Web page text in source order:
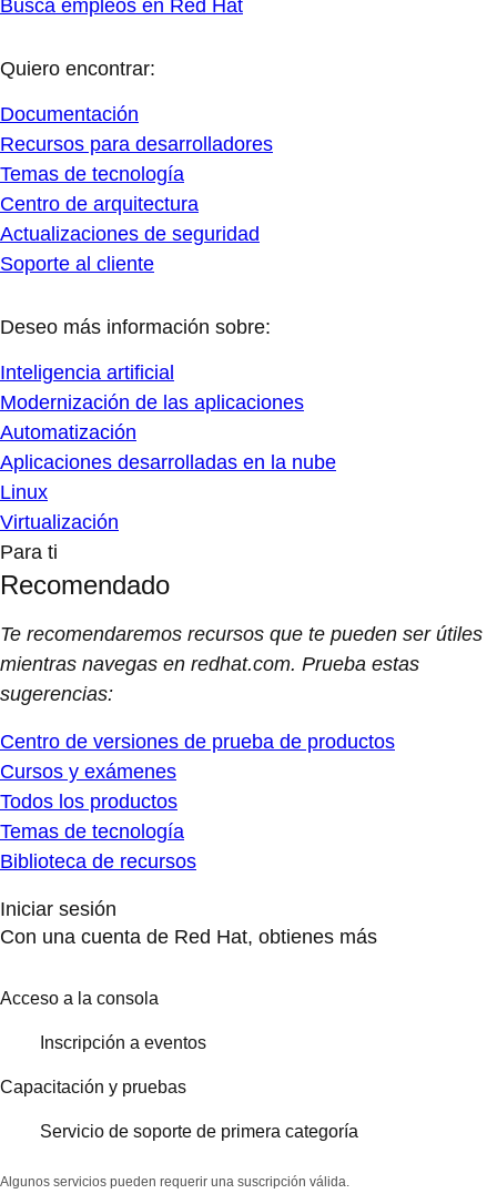
Busca empleos en Red Hat
Quiero encontrar:
Documentación
Recursos para desarrolladores
Temas de tecnología
Centro de arquitectura
Actualizaciones de seguridad
Soporte al cliente
Deseo más información sobre:
Inteligencia artificial
Modernización de las aplicaciones
Automatización
Aplicaciones desarrolladas en la nube
Linux
Virtualización
Para ti
Recomendado
Te recomendaremos recursos que te pueden ser útiles
mientras navegas en redhat.com. Prueba estas
sugerencias:
Centro de versiones de prueba de productos
Cursos y exámenes
Todos los productos
Temas de tecnología
Biblioteca de recursos
Iniciar sesión
Con una cuenta de Red Hat, obtienes más
Acceso a la consola
Inscripción a eventos
Capacitación y pruebas
Servicio de soporte de primera categoría
Algunos servicios pueden requerir una suscripción válida.